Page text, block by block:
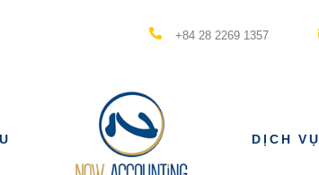
+84 28 2269 1357
DỊCH VỤ